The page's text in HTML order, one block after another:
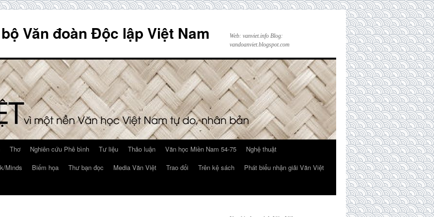
Văn đoàn Độc lập Việt Nam
Web: vanviet.info Blog:
vandoanviet.blogspot.com
Thơ Nghiên cứu Phê bình Tư liệu Thảo luận Văn học Miền Nam 54-75
Nghệ thuật
Minds Biếm họa Thư bạn đọc Media Văn Việt Trao đổi Trên kệ sách
Phát biểu nhận giải Văn Việt